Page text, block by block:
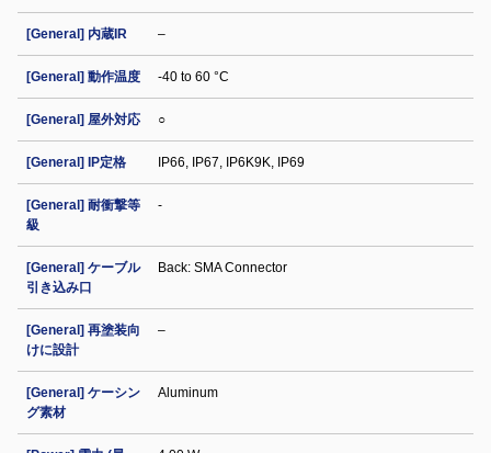
[General] 内蔵IR –
[General] 動作温度 -40 to 60 °C
[General] 屋外対応 ○
[General] IP定格 IP66, IP67, IP6K9K, IP69
[General] 耐衝撃等
級
-
[General] ケーブル
引き込み口
Back: SMA Connector
[General] 再塗装向
けに設計
–
[General] ケーシン
グ素材
Aluminum